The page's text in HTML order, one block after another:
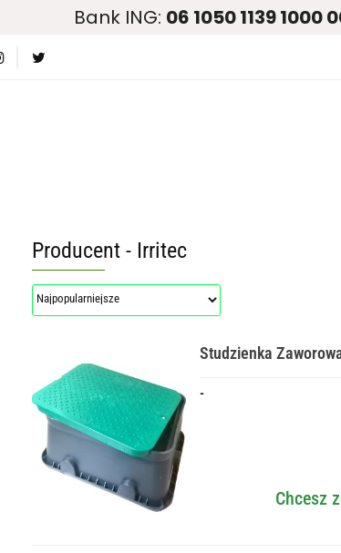
Bank ING: 06 1050 1139 1000
Producent - Irritec
Studzienka
-
Chcesz